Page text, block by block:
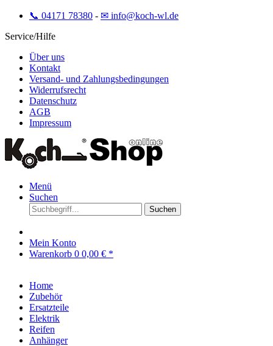
📞 04171 78380 - ✉ info@koch-wl.de
Service/Hilfe
Über uns
Kontakt
Versand- und Zahlungsbedingungen
Widerrufsrecht
Datenschutz
AGB
Impressum
Menü
Suchen
Suchen
Mein Konto
Warenkorb 0 0,00 € *
Home
Zubehör
Ersatzteile
Elektrik
Reifen
Anhänger